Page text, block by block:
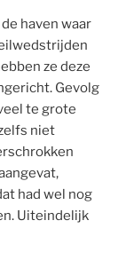
haven waar
ze deze
Gevolg
te grote
niet
had wel nog
Uiteindelijk